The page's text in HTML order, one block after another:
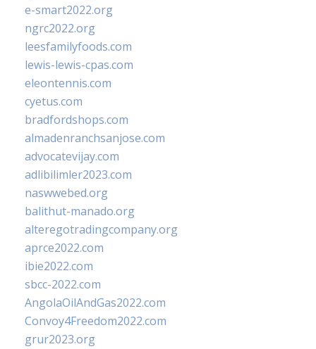
e-smart2022.org
ngrc2022.org
leesfamilyfoods.com
lewis-lewis-cpas.com
eleontennis.com
cyetus.com
bradfordshops.com
almadenranchsanjose.com
advocatevijay.com
adlibilimler2023.com
naswwebed.org
balithut-manado.org
alteregotradingcompany.org
aprce2022.com
ibie2022.com
sbcc-2022.com
AngolaOilAndGas2022.com
Convoy4Freedom2022.com
grur2023.org